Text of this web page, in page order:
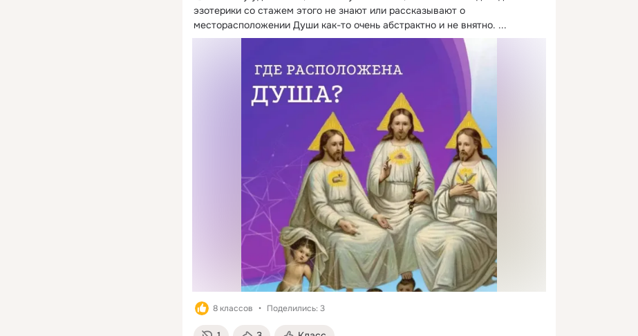
эзотерики со стажем этого не знают или рассказывают о
месторасположении Души как-то очень абстрактно и не внятно. ...
8 классов Поделились: 3